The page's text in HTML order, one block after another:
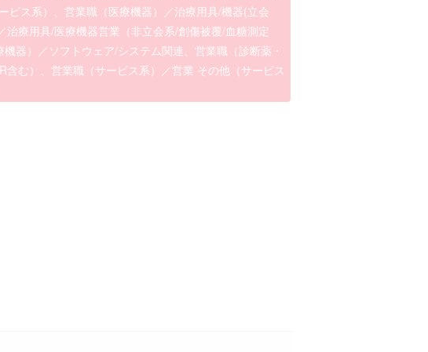
ビス系）、営業職（医療機器）／治療用具/機器(立会
療用具/医療機器営業（非立会系/創傷被覆/血糖測定
器）／ソフトウェア/システム関連、営業職（診断薬・
む）、営業職（サービス系）／営業 その他（サービス